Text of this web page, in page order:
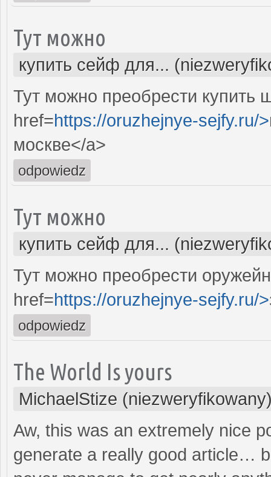
Тут можно
купить сейф для...
Тут можно преобрести купить
href=https://oruzhejnye-sejfy.ru/>
москве</a>
odpowiedz
Тут можно
купить сейф для...
Тут можно преобрести
href=https://oruzhejnye-sejfy.ru/>
odpowiedz
The World Is yours
MichaelStize
Aw, this was an extremely nice
generate a really good article…